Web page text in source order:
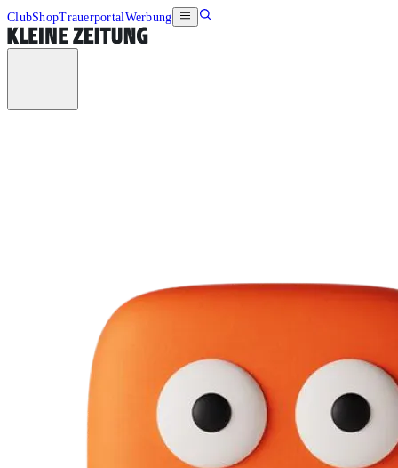
ClubShopTrauerportalWerbung